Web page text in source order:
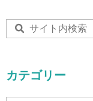
カテゴリー